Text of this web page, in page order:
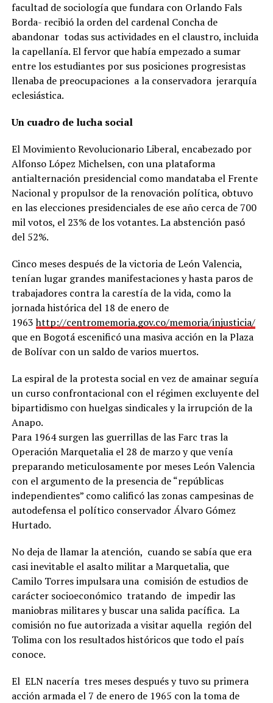
facultad de sociología que fundara con Orlando Fals
Borda- recibió la orden del cardenal Concha de
abandonar todas sus actividades en el claustro, incluida
la capellanía. El fervor que había empezado a sumar
entre los estudiantes por sus posiciones progresistas
llenaba de preocupaciones a la conservadora jerarquía
eclesiástica.
Un cuadro de lucha social
El Movimiento Revolucionario Liberal, encabezado por
Alfonso López Michelsen, con una plataforma
antialternación presidencial como mandataba el Frente
Nacional y propulsor de la renovación política, obtuvo
en las elecciones presidenciales de ese año cerca de 700
mil votos, el 23% de los votantes. La abstención pasó
del 52%.
Cinco meses después de la victoria de León Valencia,
tenían lugar grandes manifestaciones y hasta paros de
trabajadores contra la carestía de la vida, como la
jornada histórica del 18 de enero de
1963http://centromemoria.gov.co/memoria/injusticia/
que en Bogotá escenificó una masiva acción en la Plaza
de Bolívar con un saldo de varios muertos.
La espiral de la protesta social en vez de amainar seguía
un curso confrontacional con el régimen excluyente del
bipartidismo con huelgas sindicales y la irrupción de la
Anapo.
Para 1964 surgen las guerrillas de las Farc tras la
Operación Marquetalia el 28 de marzo y que venía
preparando meticulosamente por meses León Valencia
con el argumento de la presencia de “repúblicas
independientes” como calificó las zonas campesinas de
autodefensa el político conservador Álvaro Gómez
Hurtado.
No deja de llamar la atención, cuando se sabía que era
casi inevitable el asalto militar a Marquetalia, que
Camilo Torres impulsara una comisión de estudios de
carácter socioeconómico tratando de impedir las
maniobras militares y buscar una salida pacífica. La
comisión no fue autorizada a visitar aquella región del
Tolima con los resultados históricos que todo el país
conoce.
El ELN nacería tres meses después y tuvo su primera
acción armada el 7 de enero de 1965 con la toma de